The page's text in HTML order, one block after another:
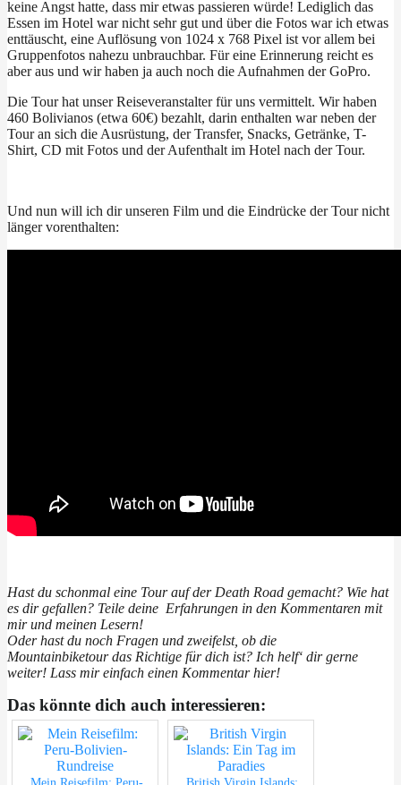
keine Angst hatte, dass mir etwas passieren würde! Lediglich das
Essen im Hotel war nicht sehr gut und über die Fotos war ich etwas
enttäuscht, eine Auflösung von 1024 x 768 Pixel ist vor allem bei
Gruppenfotos nahezu unbrauchbar. Für eine Erinnerung reicht es
aber aus und wir haben ja auch noch die Aufnahmen der GoPro.
Die Tour hat unser Reiseveranstalter für uns vermittelt. Wir haben
460 Bolivianos (etwa 60€) bezahlt, darin enthalten war neben der
Tour an sich die Ausrüstung, der Transfer, Snacks, Getränke, T-
Shirt, CD mit Fotos und der Aufenthalt im Hotel nach der Tour.
Und nun will ich dir unseren Film und die Eindrücke der Tour nicht
länger vorenthalten:
Hast du schonmal eine Tour auf der Death Road gemacht? Wie hat
es dir gefallen? Teile deine Erfahrungen in den Kommentaren mit
mir und meinen Lesern!
Oder hast du noch Fragen und zweifelst, ob die
Mountainbiketour das Richtige für dich ist? Ich helf‘ dir gerne
weiter! Lass mir einfach einen Kommentar hier!
Das könnte dich auch interessieren:
Mein Reisefilm: Peru-
British Virgin Islands: